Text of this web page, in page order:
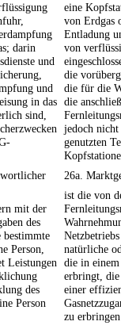
darin
und
und
in das
sind,
eine
von Erdgas
Entladung
von
die
die für die
die
jedoch nicht
genutzten
26a.
mit der
des
bestimmte
Person,
Leistungen
des
Person
ist die von
natürliche
die in
erbringt,
einer
zu